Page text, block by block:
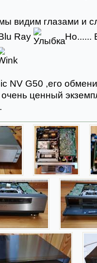
мы видим глазами
Ray
Но......
NV G50 ,его
ценный